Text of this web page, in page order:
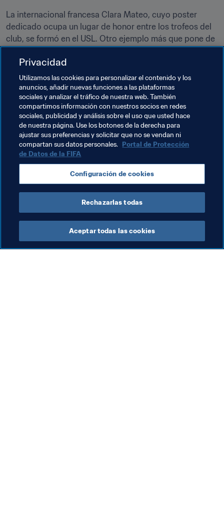
La internacional francesa Clara Mateo, cuyo poster
dedicado ocupa un lugar de honor entre los trofeos del
club, se formó en el USL. Otro ejemplo más que pone de
relieve la importancia de las infraestructuras y del
desarrollo a todos los niveles, para que tanto en Loira
Atlántico como en otros lugares, muchos pocos logren
hacer un mucho.
Temas relacionados
Promoción del fútbol
Programa Forward de la FIFA Organización
France UEFA
Privacidad
Utilizamos las cookies para personalizar el contenido y los
anuncios, añadir nuevas funciones a las plataformas
sociales y analizar el tráfico de nuestra web. También
compartimos información con nuestros socios en redes
sociales, publicidad y análisis sobre el uso que usted hace
de nuestra página. Use los botones de la derecha para
ajustar sus preferencias y solicitar que no se vendan ni
compartan sus datos personales. Portal de Protección
de Datos de la FIFA
Configuración de cookies
Rechazarlas todas
Aceptar todas las cookies